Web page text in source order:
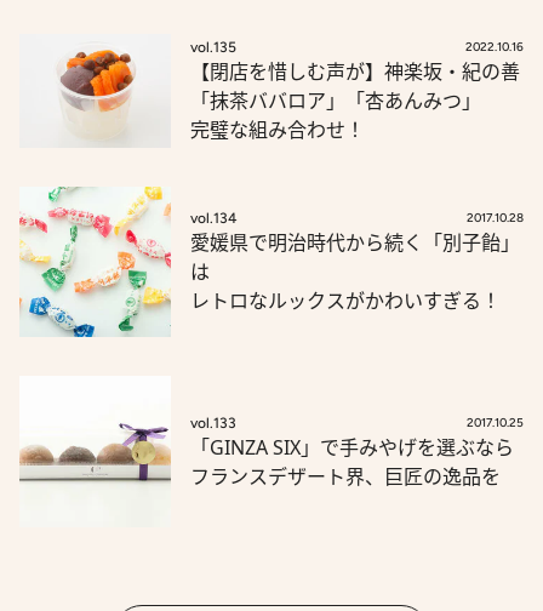
vol.135 2022.10.16
【閉店を惜しむ声が】神楽坂・紀の善
「抹茶ババロア」「杏あんみつ」
完璧な組み合わせ！
vol.134 2017.10.28
愛媛県で明治時代から続く「別子飴」
は
レトロなルックスがかわいすぎる！
vol.133 2017.10.25
「GINZA SIX」で手みやげを選ぶなら
フランスデザート界、巨匠の逸品を